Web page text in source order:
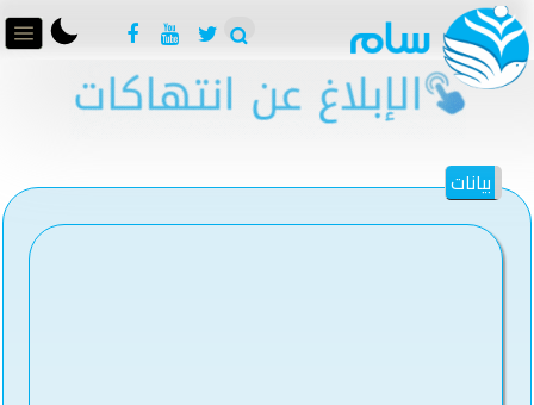
بيانات